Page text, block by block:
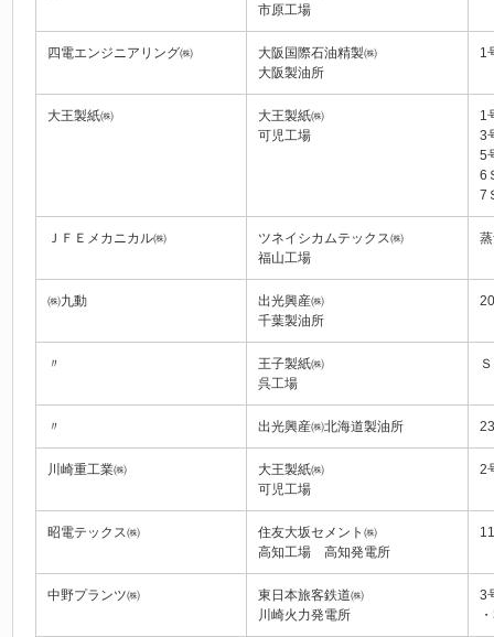
市原工場
四電エンジニアリング㈱
大阪国際石油精製㈱
大阪製油所
1
大王製紙㈱
大王製紙㈱
可児工場
1
3
5
6
7
ＪＦＥメカニカル㈱
ツネイシカムテックス㈱
福山工場
㈱九動
出光興産㈱
千葉製油所
〃
王子製紙㈱
呉工場
〃 出光興産㈱北海道製油所
川崎重工業㈱
大王製紙㈱
可児工場
2
昭電テックス㈱
住友大坂セメント㈱
高知工場 高知発電所
中野プランツ㈱
東日本旅客鉄道㈱
川崎火力発電所
3